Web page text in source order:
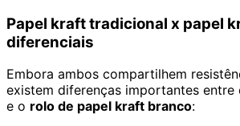
Papel kraft tradicional x papel
diferenciais
Embora ambos compartilhem
existem diferenças importantes
e o rolo de papel kraft branco: